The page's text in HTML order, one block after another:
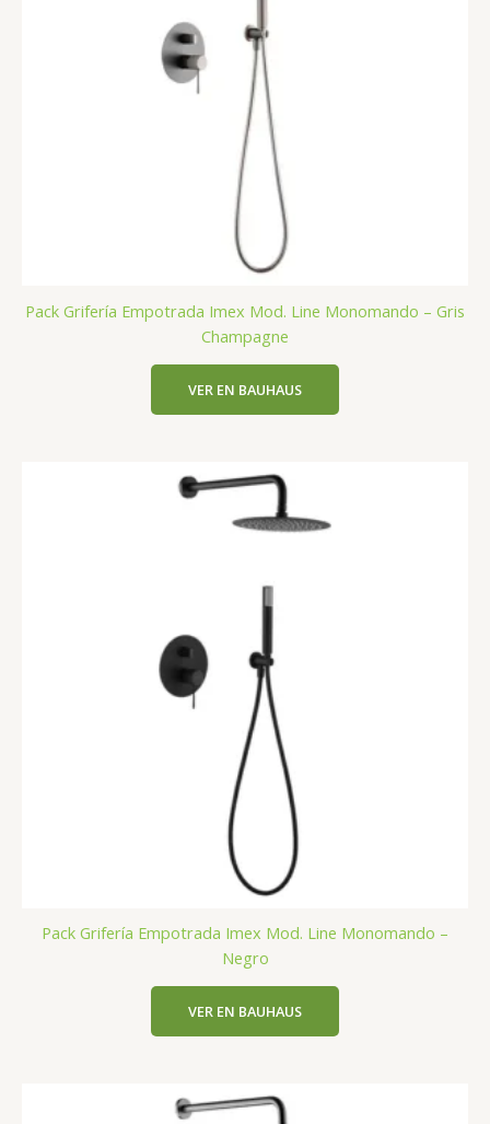
Pack Grifería Empotrada Imex Mod. Line Monomando – Gris
Champagne
VER EN BAUHAUS
Pack Grifería Empotrada Imex Mod. Line Monomando –
Negro
VER EN BAUHAUS